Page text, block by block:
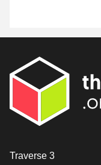
[_General:Contact]
Traverse 3